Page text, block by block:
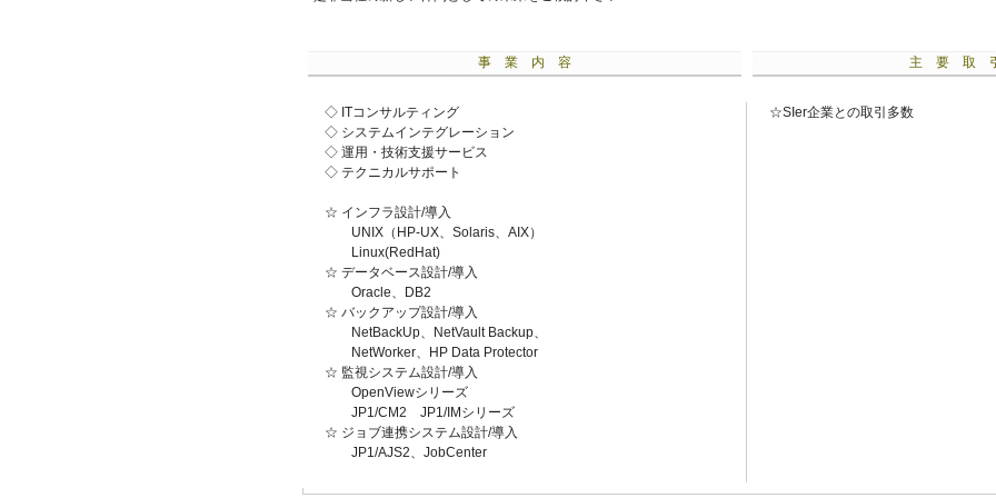
事 業 内 容 主 要 取
◇ ITコンサルティング
◇ システムインテグレーション
◇ 運用・技術支援サービス
◇ テクニカルサポート
☆ インフラ設計/導入
UNIX（HP-UX、Solaris、AIX）
Linux(RedHat)
☆ データベース設計/導入
Oracle、DB2
☆ バックアップ設計/導入
NetBackUp、NetVault Backup、
NetWorker、HP Data Protector
☆ 監視システム設計/導入
OpenViewシリーズ
JP1/CM2 JP1/IMシリーズ
☆ ジョブ連携システム設計/導入
JP1/AJS2、JobCenter
☆SIer企業との取引多数